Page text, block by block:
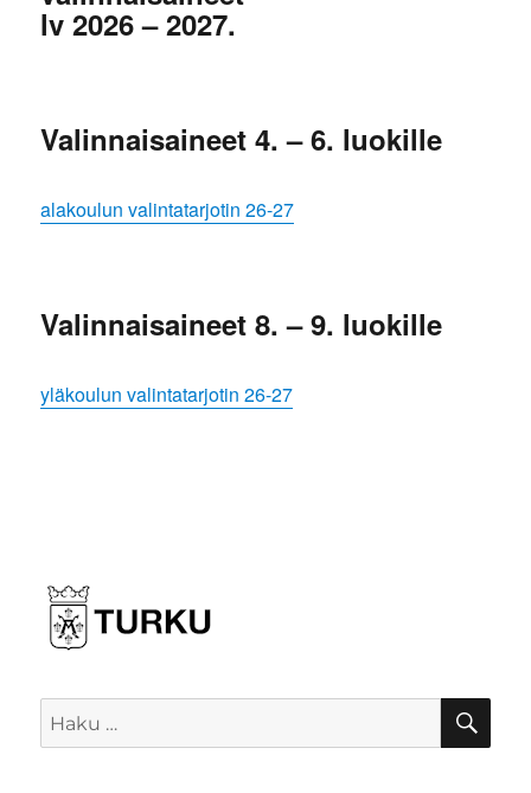
lv 2026 – 2027.
Valinnaisaineet 4. – 6. luokille
alakoulun valintatarjotin 26-27
Valinnaisaineet 8. – 9. luokille
yläkoulun valintatarjotin 26-27
Etsi: